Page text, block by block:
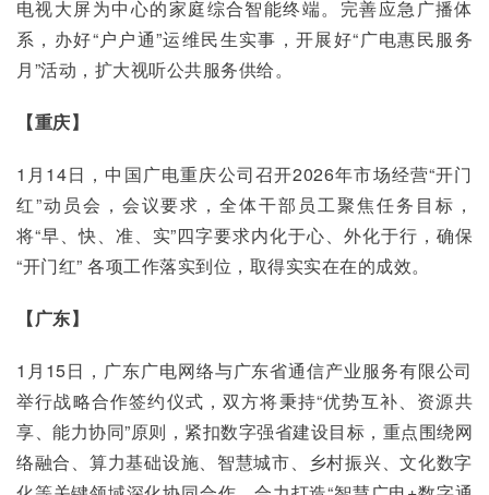
电视大屏为中心的家庭综合智能终端。完善应急广播体
系，办好“户户通”运维民生实事，开展好“广电惠民服务
月”活动，扩大视听公共服务供给。
【重庆】
1月14日，中国广电重庆公司召开2026年市场经营“开门
红”动员会，会议要求，全体干部员工聚焦任务目标，
将“早、快、准、实”四字要求内化于心、外化于行，确保
“开门红” 各项工作落实到位，取得实实在在的成效。
【广东】
1月15日，广东广电网络与广东省通信产业服务有限公司
举行战略合作签约仪式，双方将秉持“优势互补、资源共
享、能力协同”原则，紧扣数字强省建设目标，重点围绕网
络融合、算力基础设施、智慧城市、乡村振兴、文化数字